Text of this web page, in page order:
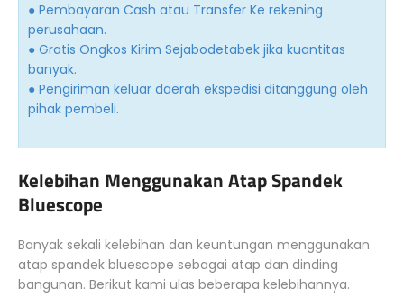
● Pembayaran Cash atau Transfer Ke rekening
perusahaan.
● Gratis Ongkos Kirim Sejabodetabek jika kuantitas
banyak.
● Pengiriman keluar daerah ekspedisi ditanggung oleh
pihak pembeli.
Kelebihan Menggunakan Atap Spandek
Bluescope
Banyak sekali kelebihan dan keuntungan menggunakan
atap spandek bluescope sebagai atap dan dinding
bangunan. Berikut kami ulas beberapa kelebihannya.